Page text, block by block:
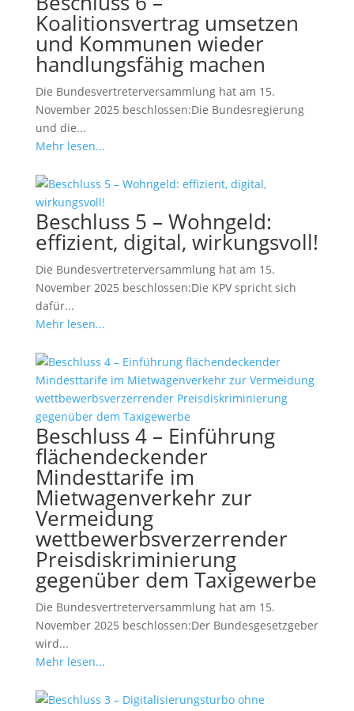
Koalitionsvertrag umsetzen
und Kommunen wieder
handlungsfähig machen
Die Bundesvertreterversammlung hat am 15.
November 2025 beschlossen:Die Bundesregierung
und die...
Mehr lesen...
Beschluss 5 – Wohngeld:
effizient, digital, wirkungsvoll!
Die Bundesvertreterversammlung hat am 15.
November 2025 beschlossen:Die KPV spricht sich
dafür...
Mehr lesen...
Beschluss 4 – Einführung
flächendeckender
Mindesttarife im
Mietwagenverkehr zur
Vermeidung
wettbewerbsverzerrender
Preisdiskriminierung
gegenüber dem Taxigewerbe
Die Bundesvertreterversammlung hat am 15.
November 2025 beschlossen:Der Bundesgesetzgeber
wird...
Mehr lesen...